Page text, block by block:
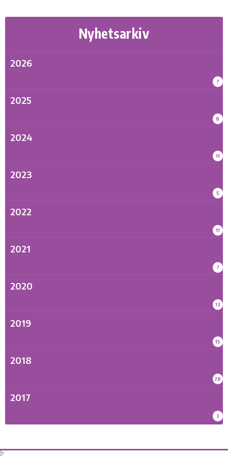
Nyhetsarkiv
2026
7
2025
8
2024
11
2023
5
2022
11
2021
7
2020
13
2019
15
2018
28
2017
3